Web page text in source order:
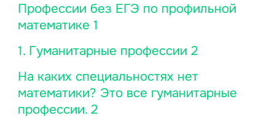
Профессии без ЕГЭ по профильной
математике 1
1. Гуманитарные профессии 2
На каких специальностях нет
математики? Это все гуманитарные
профессии. 2